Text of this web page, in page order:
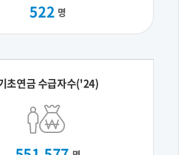
522 명
초연금 수급자수('24)